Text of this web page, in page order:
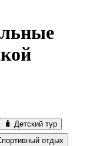
🧳 Детский тур
отдых